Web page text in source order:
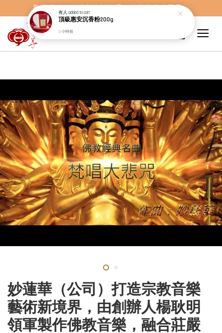
歡迎蒞臨，妙蓮華奇楠沉香，妙蓮華佛事用品。
妙蓮華（公司）打造宗教音樂
藝術新境界，由創辦人楊耿明
領軍製作佛教音樂，融合莊嚴